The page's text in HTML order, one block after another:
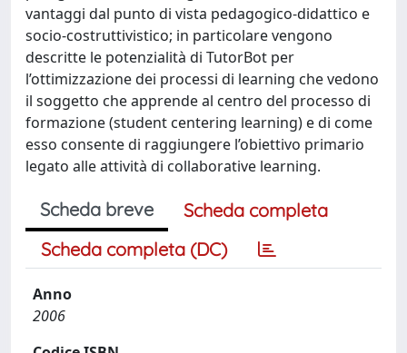
vantaggi dal punto di vista pedagogico-didattico e
socio-costruttivistico; in particolare vengono
descritte le potenzialità di TutorBot per
l’ottimizzazione dei processi di learning che vedono
il soggetto che apprende al centro del processo di
formazione (student centering learning) e di come
esso consente di raggiungere l’obiettivo primario
legato alle attività di collaborative learning.
Scheda breve
Scheda completa
Scheda completa (DC)
Anno
2006